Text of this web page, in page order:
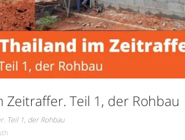
Teil 1, der Rohbau
Teil 1, der Rohbau